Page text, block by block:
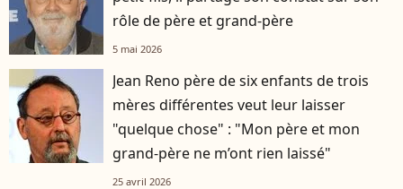
rôle de père et grand-père
5 mai 2026
Jean Reno père de six enfants de trois
mères différentes veut leur laisser
"quelque chose" : "Mon père et mon
grand-père ne m’ont rien laissé"
25 avril 2026